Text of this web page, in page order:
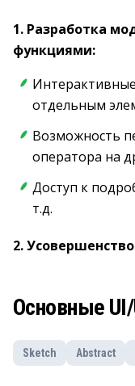
1. Разработка
функциями:
отдельным
Возможность
оператора на
Доступ к
т.д.
2.
Основные UI/
Sketch Abstract